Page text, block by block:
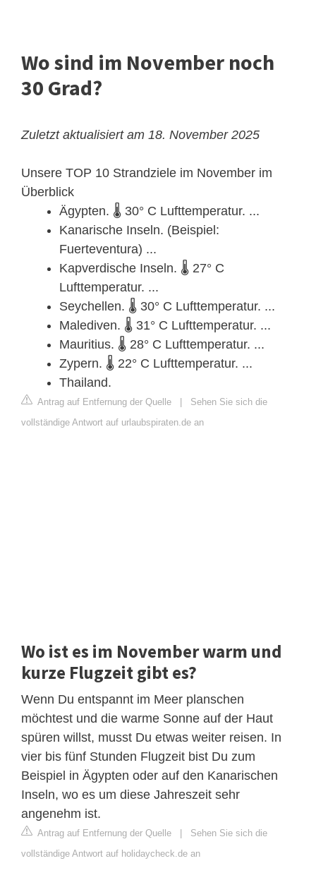
Wo sind im November noch
30 Grad?
Zuletzt aktualisiert am 18. November 2025
Unsere TOP 10 Strandziele im November im
Überblick
Ägypten. 🌡 30° C Lufttemperatur. ...
Kanarische Inseln. (Beispiel:
Fuerteventura) ...
Kapverdische Inseln. 🌡 27° C
Lufttemperatur. ...
Seychellen. 🌡 30° C Lufttemperatur. ...
Malediven. 🌡 31° C Lufttemperatur. ...
Mauritius. 🌡 28° C Lufttemperatur. ...
Zypern. 🌡 22° C Lufttemperatur. ...
Thailand.
Antrag auf Entfernung der Quelle
Sehen Sie sich die
vollständige Antwort auf urlaubspiraten.de an
Wo ist es im November warm und
kurze Flugzeit gibt es?
Wenn Du entspannt im Meer planschen
möchtest und die warme Sonne auf der Haut
spüren willst, musst Du etwas weiter reisen. In
vier bis fünf Stunden Flugzeit bist Du zum
Beispiel in Ägypten oder auf den Kanarischen
Inseln, wo es um diese Jahreszeit sehr
angenehm ist.
Antrag auf Entfernung der Quelle
Sehen Sie sich die
vollständige Antwort auf holidaycheck.de an